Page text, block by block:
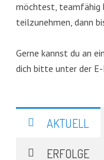
möchtest, teamfähig
teilzunehmen, dann
Gerne kannst du an
dich bitte unter der
AKTUELL
ERFOLGE